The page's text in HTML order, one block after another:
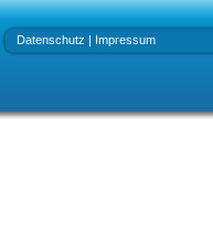
Datenschutz | Impressum